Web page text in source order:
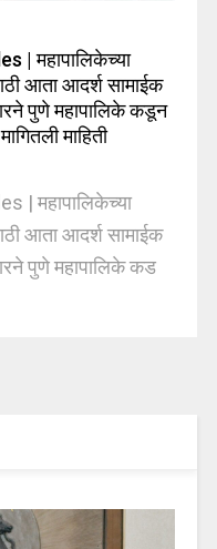
| महापालिकेच्या
आता आदर्श सामाईक
पुणे महापालिके कडून
माहिती
| महापालिकेच्या
आता आदर्श सामाईक
पुणे महापालिके कड